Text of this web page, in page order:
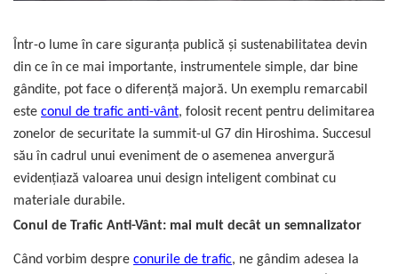
Produse îngrijire copii
Igiena copii
Într-o lume în care siguranța publică și sustenabilitatea devin
din ce în ce mai importante, instrumentele simple, dar bine
gândite, pot face o diferență majoră. Un exemplu remarcabil
este conul de trafic anti-vânt, folosit recent pentru delimitarea
zonelor de securitate la summit-ul G7 din Hiroshima. Succesul
său în cadrul unui eveniment de o asemenea anvergură
evidențiază valoarea unui design inteligent combinat cu
materiale durabile.
Conul de Trafic Anti-Vânt: mai mult decât un semnalizator
Când vorbim despre conurile de trafic, ne gândim adesea la